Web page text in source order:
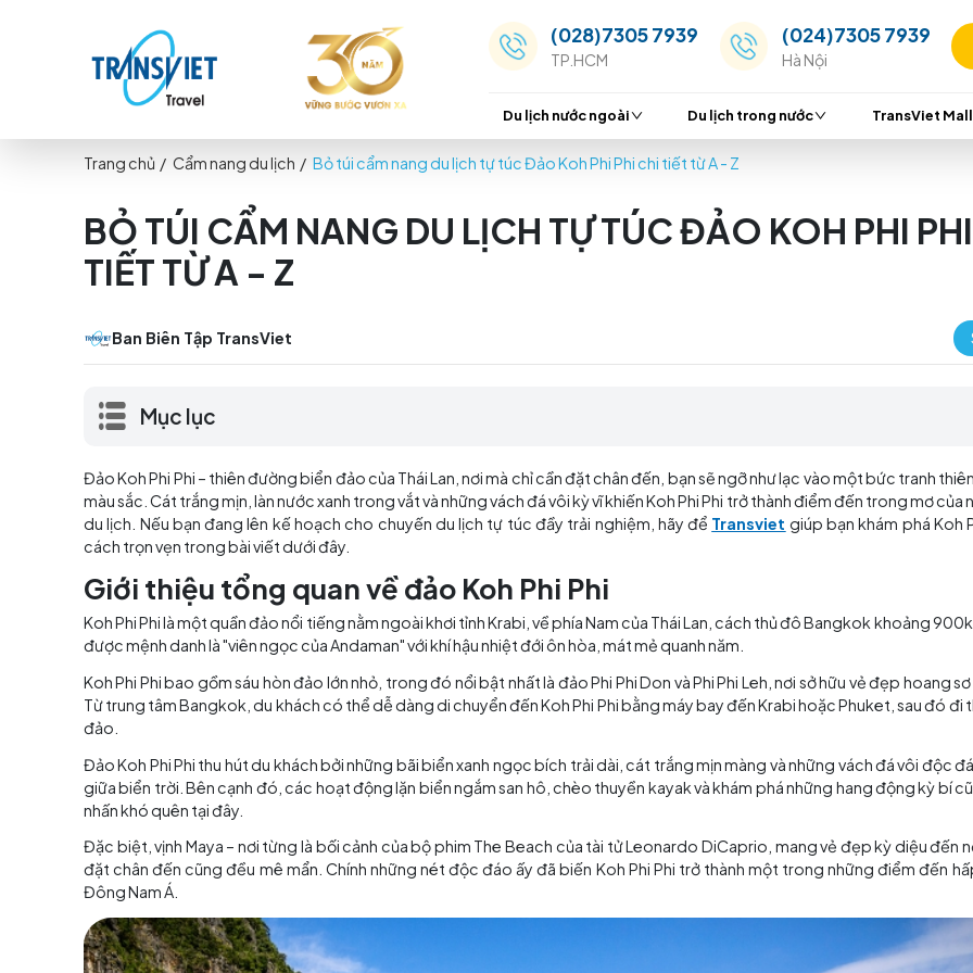
(028)7305 7939
Hà Nội
Du lịch nước ngoài Du lịch trong nước
BỎ TÚI CẨM NANG DU LỊCH TỰ TÚC ĐẢO
TIẾT TỪ A - Z
Mục lục
Đảo Koh Phi Phi – thiên đường biển đảo của Thái Lan, nơi mà chỉ cần đặt chân đến, bạn sẽ ngỡ như lạc
màu sắc. Cát trắng mịn, làn nước xanh trong vắt và những vách đá vôi kỳ vĩ khiến Koh Phi Phi trở thành
du lịch. Nếu bạn đang lên kế hoạch cho chuyến du lịch tự túc đầy trải nghiệm, hãy đểTransvietgiúp
cách trọn vẹn trong bài viết dưới đây.
Giới thiệu tổng quan về đảo Koh Phi Phi
Koh Phi Phi là một quần đảo nổi tiếng nằm ngoài khơi tỉnh Krabi, về phía Nam của Thái Lan, cách thủ đô
được mệnh danh là "viên ngọc của Andaman" với khí hậu nhiệt đới ôn hòa, mát mẻ quanh năm.
Koh Phi Phi bao gồm sáu hòn đảo lớn nhỏ, trong đó nổi bật nhất là đảo Phi Phi Don và Phi Phi Leh, nơi sở
Từ trung tâm Bangkok, du khách có thể dễ dàng di chuyển đến Koh Phi Phi bằng máy bay đến Krabi
đảo.
Đảo Koh Phi Phi thu hút du khách bởi những bãi biển xanh ngọc bích trải dài, cát trắng mịn màng và
giữa biển trời. Bên cạnh đó, các hoạt động lặn biển ngắm san hô, chèo thuyền kayak và khám phá
nhấn khó quên tại đây.